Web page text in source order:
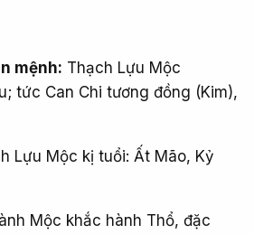
mệnh: Thạch Lựu Mộc
tức Can Chi tương đồng (Kim),
Lựu Mộc kị tuổi: Ất Mão, Kỷ
Mộc khắc hành Thổ, đặc